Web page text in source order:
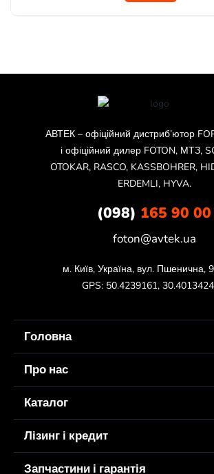
АВТЕК – офіційний дистриб’ютор
і офіційний дилер FOTON, МТЗ,
OTOKAR, RASCO, KASSBOHRER,
ERDEMLI, HYVA.
(098) 165 90 00
foton@avtek.ua
м. Київ, Україна, вул. Пшенична,
GPS: 50.4239161,
Головна
Про нас
Каталог
Лізинг і кредит
Запчастини і гарантія